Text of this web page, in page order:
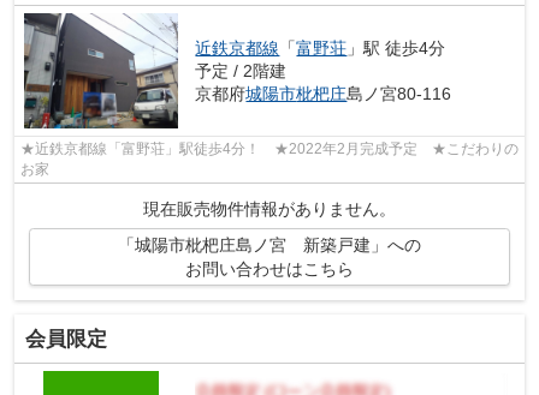
近鉄京都線 「富野荘 」駅 徒歩4分
予定 / 2階建
京都府城陽市枇杷庄島ノ宮80-116
★近鉄京都線「富野荘」駅徒歩4分！ ★2022年2月完成予定 ★こだわりの
お家
現在販売物件情報がありません。
「城陽市枇杷庄島ノ宮 新築戸建」への
お問い合わせはこちら
会員限定